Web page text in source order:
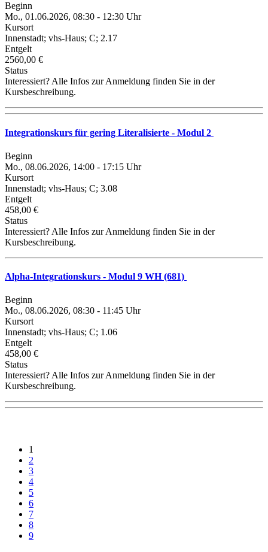
Beginn
Mo., 01.06.2026, 08:30 - 12:30 Uhr
Kursort
Innenstadt; vhs-Haus; C; 2.17
Entgelt
2560,00 €
Status
Interessiert? Alle Infos zur Anmeldung finden Sie in der
Kursbeschreibung.
Integrationskurs für gering Literalisierte - Modul 2
Beginn
Mo., 08.06.2026, 14:00 - 17:15 Uhr
Kursort
Innenstadt; vhs-Haus; C; 3.08
Entgelt
458,00 €
Status
Interessiert? Alle Infos zur Anmeldung finden Sie in der
Kursbeschreibung.
Alpha-Integrationskurs - Modul 9 WH (681)
Beginn
Mo., 08.06.2026, 08:30 - 11:45 Uhr
Kursort
Innenstadt; vhs-Haus; C; 1.06
Entgelt
458,00 €
Status
Interessiert? Alle Infos zur Anmeldung finden Sie in der
Kursbeschreibung.
1
2
3
4
5
6
7
8
9